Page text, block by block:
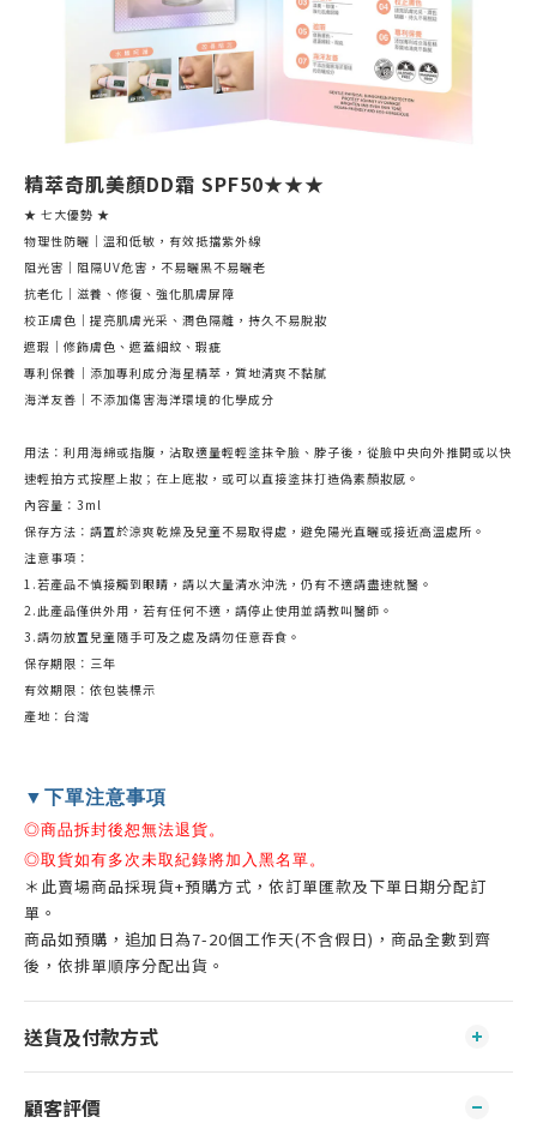
精萃奇肌美顏DD霜 SPF50★★★
★ 七大優勢 ★
物理性防曬｜溫和低敏，有效抵擋紫外線
阻光害｜阻隔UV危害，不易曬黑不易曬老
抗老化｜滋養、修復、強化肌膚屏障
校正膚色｜提亮肌膚光采、潤色隔離，持久不易脫妝
遮瑕｜修飾膚色、遮蓋細紋、瑕疵
專利保養｜添加專利成分海星精萃，質地清爽不黏膩
海洋友善｜不添加傷害海洋環境的化學成分
用法：利用海綿或指腹，沾取適量輕輕塗抹全臉、脖子後，從臉中央向外推開或以快
速輕拍方式按壓上妝；在上底妝，或可以直接塗抹打造偽素顏妝感。
內容量：3ml
保存方法：請置於涼爽乾燥及兒童不易取得處，避免陽光直曬或接近高溫處所。
注意事項：
1.若產品不慎接觸到眼睛，請以大量清水沖洗，仍有不適請盡速就醫。
2.此產品僅供外用，若有任何不適，請停止使用並請教叫醫師。
3.請勿放置兒童隨手可及之處及請勿任意吞食。
保存期限：三年
有效期限：依包裝標示
產地：台灣
▼下單注意事項
◎商品拆封後恕無法退貨。
◎取貨如有多次未取紀錄將加入黑名單。
＊此賣場商品採現貨+預購方式，依訂單匯款及下單日期分配訂
單。
商品如預購，追加日為7-20個工作天(不含假日)，商品全數到齊
後，依排單順序分配出貨。
送貨及付款方式
顧客評價